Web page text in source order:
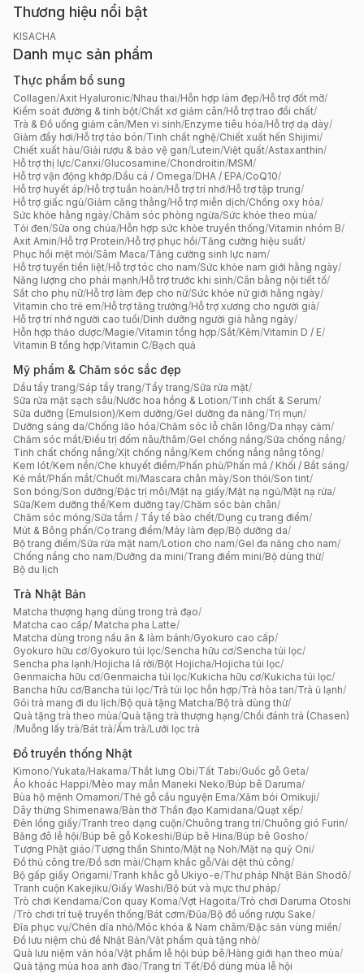
Thương hiệu nổi bật
KISACHA
Danh mục sản phẩm
Thực phẩm bổ sung
Collagen/Axit Hyaluronic/Nhau thai/Hỗn hợp làm đẹp/Hỗ trợ đốt mỡ/
Kiểm soát đường & tinh bột/Chất xơ giảm cân/Hỗ trợ trao đổi chất/
Trà & Đồ uống giảm cân/Men vi sinh/Enzyme tiêu hóa/Hỗ trợ dạ dày/
Giảm đầy hơi/Hỗ trợ táo bón/Tinh chất nghệ/Chiết xuất hến Shijimi/
Chiết xuất hàu/Giải rượu & bảo vệ gan/Lutein/Việt quất/Astaxanthin/
Hỗ trợ thị lực/Canxi/Glucosamine/Chondroitin/MSM/
Hỗ trợ vận động khớp/Dầu cá / Omega/DHA / EPA/CoQ10/
Hỗ trợ huyết áp/Hỗ trợ tuần hoàn/Hỗ trợ trí nhớ/Hỗ trợ tập trung/
Hỗ trợ giấc ngủ/Giảm căng thẳng/Hỗ trợ miễn dịch/Chống oxy hóa/
Sức khỏe hằng ngày/Chăm sóc phòng ngừa/Sức khỏe theo mùa/
Tỏi đen/Sữa ong chúa/Hỗn hợp sức khỏe truyền thống/Vitamin nhóm B/
Axit Amin/Hỗ trợ Protein/Hỗ trợ phục hồi/Tăng cường hiệu suất/
Phục hồi mệt mỏi/Sâm Maca/Tăng cường sinh lực nam/
Hỗ trợ tuyến tiền liệt/Hỗ trợ tóc cho nam/Sức khỏe nam giới hằng ngày/
Năng lượng cho phái mạnh/Hỗ trợ trước khi sinh/Cân bằng nội tiết tố/
Sắt cho phụ nữ/Hỗ trợ làm đẹp cho nữ/Sức khỏe nữ giới hằng ngày/
Vitamin cho trẻ em/Hỗ trợ tăng trưởng/Hỗ trợ xương cho người già/
Hỗ trợ trí nhớ người cao tuổi/Dinh dưỡng người già hằng ngày/
Hỗn hợp thảo dược/Magie/Vitamin tổng hợp/Sắt/Kẽm/Vitamin D / E/
Vitamin B tổng hợp/Vitamin C/Bạch quả
Mỹ phẩm & Chăm sóc sắc đẹp
Dầu tẩy trang/Sáp tẩy trang/Tẩy trang/Sữa rửa mặt/
Sữa rửa mặt sạch sâu/Nước hoa hồng & Lotion/Tinh chất & Serum/
Sữa dưỡng (Emulsion)/Kem dưỡng/Gel dưỡng đa năng/Trị mụn/
Dưỡng sáng da/Chống lão hóa/Chăm sóc lỗ chân lông/Da nhạy cảm/
Chăm sóc mắt/Điều trị đốm nâu/thâm/Gel chống nắng/Sữa chống nắng/
Tinh chất chống nắng/Xịt chống nắng/Kem chống nắng nâng tông/
Kem lót/Kem nền/Che khuyết điểm/Phấn phủ/Phấn má / Khối / Bắt sáng/
Kẻ mắt/Phấn mắt/Chuốt mi/Mascara chân mày/Son thỏi/Son tint/
Son bóng/Son dưỡng/Đặc trị môi/Mặt nạ giấy/Mặt nạ ngủ/Mặt nạ rửa/
Sữa/Kem dưỡng thể/Kem dưỡng tay/Chăm sóc bàn chân/
Chăm sóc móng/Sữa tắm / Tẩy tế bào chết/Dụng cụ trang điểm/
Mút & Bông phấn/Cọ trang điểm/Máy làm đẹp/Bộ dưỡng da/
Bộ trang điểm/Sữa rửa mặt nam/Lotion cho nam/Gel đa năng cho nam/
Chống nắng cho nam/Dưỡng da mini/Trang điểm mini/Bộ dùng thử/
Bộ du lịch
Trà Nhật Bản
Matcha thượng hạng dùng trong trà đạo/
Matcha cao cấp/ Matcha pha Latte/
Matcha dùng trong nấu ăn & làm bánh/Gyokuro cao cấp/
Gyokuro hữu cơ/Gyokuro túi lọc/Sencha hữu cơ/Sencha túi lọc/
Sencha pha lạnh/Hojicha lá rời/Bột Hojicha/Hojicha túi lọc/
Genmaicha hữu cơ/Genmaicha túi lọc/Kukicha hữu cơ/Kukicha túi lọc/
Bancha hữu cơ/Bancha túi lọc/Trà túi lọc hỗn hợp/Trà hòa tan/Trà ủ lạnh/
Gói trà mang đi du lịch/Bộ quà tặng Matcha/Bộ trà dùng thử/
Quà tặng trà theo mùa/Quà tặng trà thượng hạng/Chổi đánh trà (Chasen)
/Muỗng lấy trà/Bát trà/Ấm trà/Lưới lọc trà
Đồ truyền thống Nhật
Kimono/Yukata/Hakama/Thắt lưng Obi/Tất Tabi/Guốc gỗ Geta/
Áo khoác Happi/Mèo may mắn Maneki Neko/Búp bê Daruma/
Bùa hộ mệnh Omamori/Thẻ gỗ cầu nguyện Ema/Xăm bói Omikuji/
Dây thừng Shimenawa/Bàn thờ Thần đạo Kamidana/Quạt xếp/
Đèn lồng giấy/Tranh treo dạng cuộn/Chuông trang trí/Chuông gió Furin/
Băng đô lễ hội/Búp bê gỗ Kokeshi/Búp bê Hina/Búp bê Gosho/
Tượng Phật giáo/Tượng thần Shinto/Mặt nạ Noh/Mặt nạ quỷ Oni/
Đồ thủ công tre/Đồ sơn mài/Chạm khắc gỗ/Vải dệt thủ công/
Bộ gấp giấy Origami/Tranh khắc gỗ Ukiyo-e/Thư pháp Nhật Bản Shodō/
Tranh cuộn Kakejiku/Giấy Washi/Bộ bút và mực thư pháp/
Trò chơi Kendama/Con quay Koma/Vợt Hagoita/Trò chơi Daruma Otoshi
/Trò chơi trí tuệ truyền thống/Bát cơm/Đũa/Bộ đồ uống rượu Sake/
Đĩa phục vụ/Chén dĩa nhỏ/Móc khóa & Nam châm/Đặc sản vùng miền/
Đồ lưu niệm chủ đề Nhật Bản/Vật phẩm quà tặng nhỏ/
Quà lưu niệm văn hóa/Vật phẩm lễ hội búp bê/Hàng giới hạn theo mùa/
Quà tặng mùa hoa anh đào/Trang trí Tết/Đồ dùng mùa lễ hội